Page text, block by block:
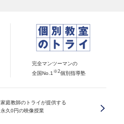
完全マンツーマンの
全国No.1 ※2個別指導塾
家庭教師のトライが提供する
永久0円の映像授業